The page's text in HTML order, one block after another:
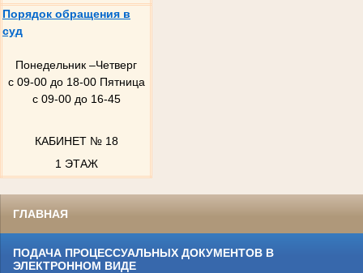
Порядок обращения в
суд
Понедельник –Четверг
с 09-00 до 18-00 Пятница
с 09-00 до 16-45
КАБИНЕТ № 18
1 ЭТАЖ
ГЛАВНАЯ
ПОДАЧА ПРОЦЕССУАЛЬНЫХ ДОКУМЕНТОВ В
ЭЛЕКТРОННОМ ВИДЕ